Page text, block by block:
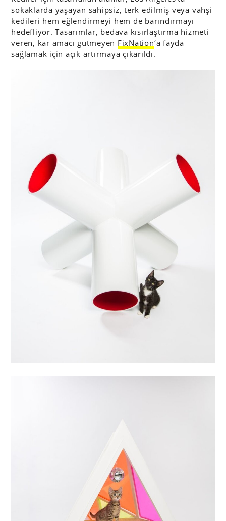
sokaklarda yaşayan sahipsiz, terk edilmiş veya vahşi
kedileri hem eğlendirmeyi hem de barındırmayı
hedefliyor. Tasarımlar, bedava kısırlaştırma hizmeti
veren, kar amacı gütmeyen FixNation‘a fayda
sağlamak için açık artırmaya çıkarıldı.